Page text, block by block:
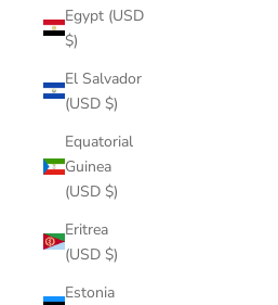
Egypt (USD
$)
El Salvador
(USD $)
Equatorial
Guinea
(USD $)
Eritrea
(USD $)
Estonia